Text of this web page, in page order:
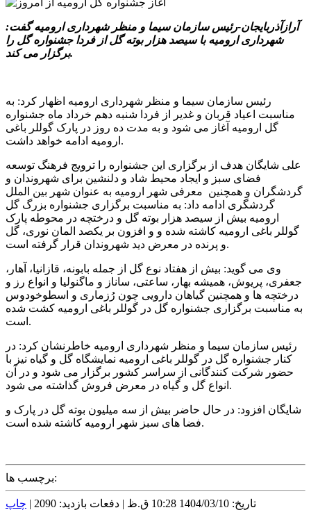
آرازآذربایجان-رئیس سازمان سیما و منظر شهرداری ارومیه گفت:
شهرداری ارومیه با سیصد هزار بوته گل از فردا جشنواره گل را
برگزار می کند.
رئیس سازمان سیما و منظر شهرداری ارومیه اظهار کرد: به
مناسبت اعیاد قربان و غدیر از فردا شنبه دهم خرداد ماه جشنواره
گل ارومیه آغاز می شود و به مدت ده روز در پارک گوللر باغی
ارومیه ادامه خواهد داشت.
علی شایگان هدف از برگزاری این جشنواره را ترویج فرهنگ توسعه
فضای سبز و ایجاد محیط شاد و دلنشین برای شهروندان و
گردشگران و همچنین معرفی شهر ارومیه به عنوان شهر بین الملل
گردشگری ادامه داد: به مناسبت برگزاری جشنواره بزرگ گل
ارومیه بیش از سیصد هزار بوته گل و درختچه در محوطه پارک
گوللر باغی ارومیه کاشته شده و و افزون بر یکصد المان نوری، گل
و پرنده در معرض دید شهروندان قرار گرفته است.
وی می گوید: بیش از هفتاد نوع گل از جمله بابونه، قازانیا، آهار،
جعفری، پریوش، همیشه بهار، ساعتی، ساناز و ماگنولیا و انواع رز و
درختچه ها و همچنین گیاهان دارویی چون رُزماری و اسطوخودوس
به مناسبت برگزاری جشنواره گل در گوللر باغی ارومیه کشت شده
است.
رئیس سازمان سیما و منظر شهرداری ارومیه خاطرنشان کرد: در
کنار جشنواره گل در گوللر باغی ارومیه نمایشگاه گل و گیاه نیز با
حضور شرکت کنندگانی از سراسر کشور برگزار می شود و در آن
انواع گل و گیاه در معرض فروش گذاشته می شود.
شایگان افزود: در حال حاضر بیش از سه میلیون بوته گل در پارک و
فضا های سبز شهر ارومیه کاشته شده است.
برچسب ها:
تاریخ: 1404/03/10 10:28 ق.ظ | دفعات بازدید: 2090 | چاپ